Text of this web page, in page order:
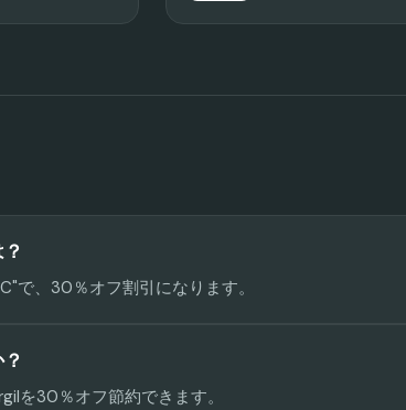
で、30％オフ割引になります。
を30％オフ節約できます。